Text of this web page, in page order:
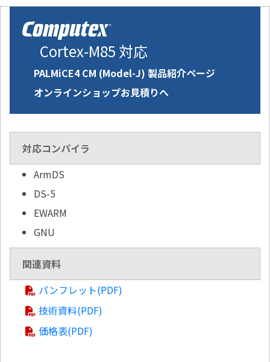
Cortex-M85 対応
PALMiCE4 CM (Model-J) 製品紹介ページ
オンラインショップお見積りへ
対応コンパイラ
ArmDS
DS-5
EWARM
GNU
関連資料
パンフレット(PDF)
技術資料(PDF)
価格表(PDF)